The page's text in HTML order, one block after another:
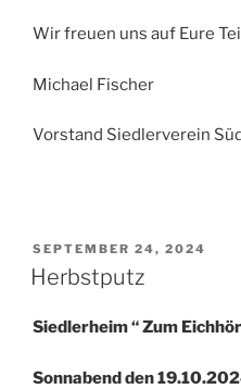
Wir freuen uns auf Eure
Michael Fischer
Vorstand Siedlerverein
VERÖFFENTLICHT
AM
SEPTEMBER 24, 2024
Herbstputz
Siedlerheim “ Zum
Sonnabend den